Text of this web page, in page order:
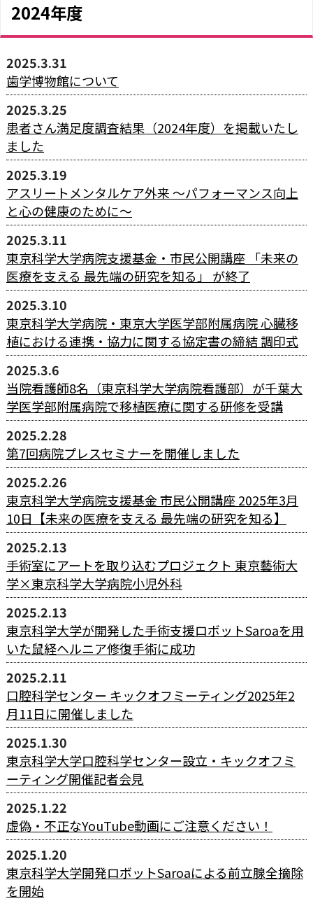
2024年度
2025.3.31
歯学博物館について
2025.3.25
患者さん満足度調査結果（2024年度）を掲載いたし
ました
2025.3.19
アスリートメンタルケア外来 〜パフォーマンス向上
と心の健康のために〜
2025.3.11
東京科学大学病院支援基金・市民公開講座 「未来の
医療を支える 最先端の研究を知る」 が終了
2025.3.10
東京科学大学病院・東京大学医学部附属病院 心臓移
植における連携・協力に関する協定書の締結 調印式
2025.3.6
当院看護師8名（東京科学大学病院看護部）が千葉大
学医学部附属病院で移植医療に関する研修を受講
2025.2.28
第7回病院プレスセミナーを開催しました
2025.2.26
東京科学大学病院支援基金 市民公開講座 2025年3月
10日【未来の医療を支える 最先端の研究を知る】
2025.2.13
手術室にアートを取り込むプロジェクト 東京藝術大
学×東京科学大学病院小児外科
2025.2.13
東京科学大学が開発した手術支援ロボットSaroaを用
いた鼠経ヘルニア修復手術に成功
2025.2.11
口腔科学センター キックオフミーティング2025年2
月11日に開催しました
2025.1.30
東京科学大学口腔科学センター設立・キックオフミ
ーティング開催記者会見
2025.1.22
虚偽・不正なYouTube動画にご注意ください！
2025.1.20
東京科学大学開発ロボットSaroaによる前立腺全摘除
を開始